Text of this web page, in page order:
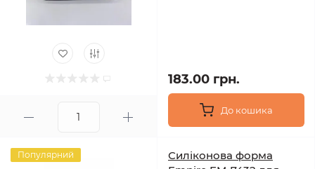
183.00 грн.
До кошика
Популярний
Силіконова форма